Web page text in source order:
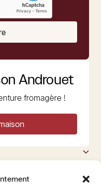
Androuet
fromagère !